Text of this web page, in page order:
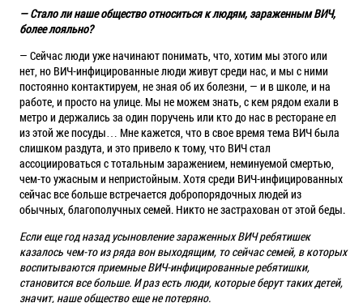
— Стало ли наше общество относиться к людям, зараженным ВИЧ,
более лояльно?
— Сейчас люди уже начинают понимать, что, хотим мы этого или
нет, но ВИЧ-инфицированные люди живут среди нас, и мы с ними
постоянно контактируем, не зная об их болезни, — и в школе, и на
работе, и просто на улице. Мы не можем знать, с кем рядом ехали в
метро и держались за один поручень или кто до нас в ресторане ел
из этой же посуды… Мне кажется, что в свое время тема ВИЧ была
слишком раздута, и это привело к тому, что ВИЧ стал
ассоциироваться с тотальным заражением, неминуемой смертью,
чем-то ужасным и непристойным. Хотя среди ВИЧ-инфицированных
сейчас все больше встречается добропорядочных людей из
обычных, благополучных семей. Никто не застрахован от этой беды.
Если еще год назад усыновление зараженных ВИЧ ребятишек
казалось чем-то из ряда вон выходящим, то сейчас семей, в которых
воспитываются приемные ВИЧ-инфицированные ребятишки,
становится все больше. И раз есть люди, которые берут таких детей,
значит, наше общество еще не потеряно.